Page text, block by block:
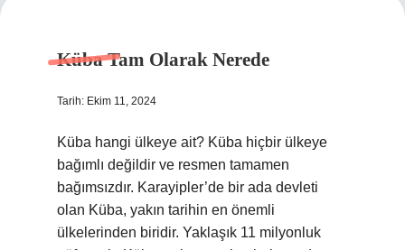
Küba Tam Olarak Nerede
Tarih: Ekim 11, 2024
Küba hangi ülkeye ait? Küba hiçbir ülkeye
bağımlı değildir ve resmen tamamen
bağımsızdır. Karayipler’de bir ada devleti
olan Küba, yakın tarihin en önemli
ülkelerinden biridir. Yaklaşık 11 milyonluk